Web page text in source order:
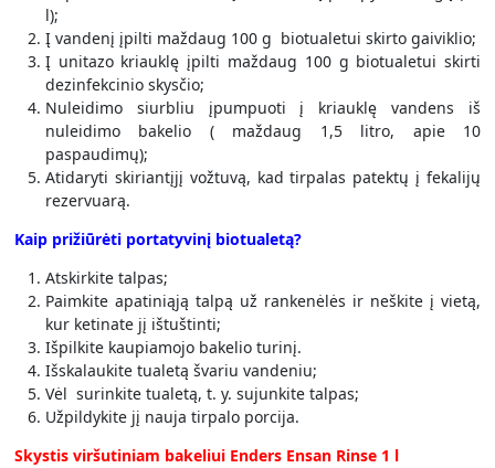
l);
Į vandenį įpilti maždaug 100 g biotualetui skirto gaiviklio;
Į unitazo kriauklę įpilti maždaug 100 g biotualetui skirti
dezinfekcinio skysčio;
Nuleidimo siurbliu įpumpuoti į kriauklę vandens iš
nuleidimo bakelio ( maždaug 1,5 litro, apie 10
paspaudimų);
Atidaryti skiriantįjį vožtuvą, kad tirpalas patektų į fekalijų
rezervuarą.
Kaip prižiūrėti portatyvinį biotualetą?
Atskirkite talpas;
Paimkite apatiniąją talpą už rankenėlės ir neškite į vietą,
kur ketinate jį ištuštinti;
Išpilkite kaupiamojo bakelio turinį.
Išskalaukite tualetą švariu vandeniu;
Vėl surinkite tualetą, t. y. sujunkite talpas;
Užpildykite jį nauja tirpalo porcija.
Skystis viršutiniam bakeliui Enders Ensan Rinse 1 l